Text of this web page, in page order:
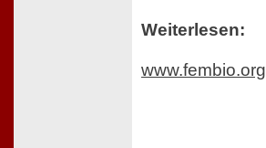
Weiterlesen:
www.fembio.org